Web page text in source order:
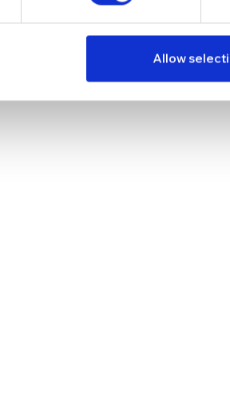
Allow
data viitoare când o să comentez.